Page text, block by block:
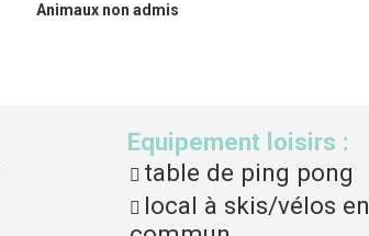
Animaux non admis
Equipement loisirs :
table de ping pong
local à skis/vélos en